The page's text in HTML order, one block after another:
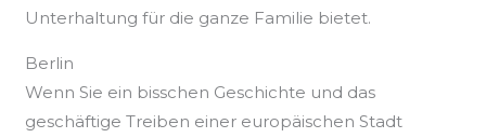
Unterhaltung für die ganze Familie bietet.
Berlin
Wenn Sie ein bisschen Geschichte und das
geschäftige Treiben einer europäischen Stadt